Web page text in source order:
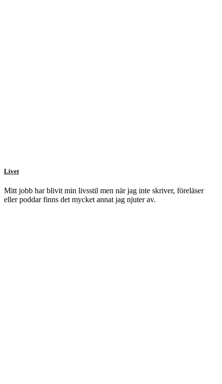
Livet
Mitt jobb har blivit min livsstil men när jag inte skriver, föreläser
eller poddar finns det mycket annat jag njuter av.